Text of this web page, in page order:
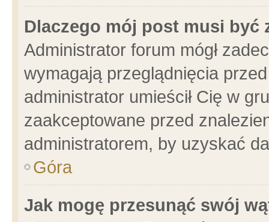
Dlaczego mój post musi być
Administrator forum mógł
wymagają przeglądnięcia
administrator umieścił Cię w
zaakceptowane przed
administratorem, by uzyskać
Góra
Jak mogę przesunąć swój